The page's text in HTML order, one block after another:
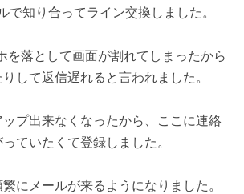
で知り合ってライン交換しました。
を落として画面が割れてしまったから
して返信遅れると言われました。
プ出来なくなったから、ここに連絡
ていたくて登録しました。
にメールが来るようになりました。